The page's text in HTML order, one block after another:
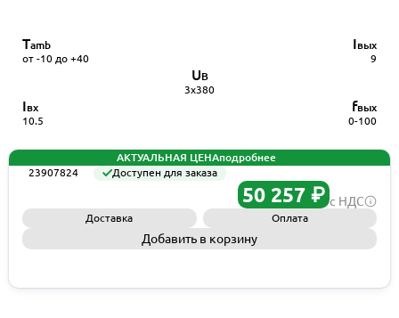
Tamb
от -10 до +40
Iвых
9
Iвх
10.5
fвых
0-100
UВ
3x380
АКТУАЛЬНАЯ ЦЕНАподробнее
23907824
Доступен для заказа
50 257 ₽ с НДС
Доставка Оплата
Добавить в корзину